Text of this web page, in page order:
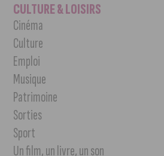
CULTURE & LOISIRS
Cinéma
Culture
Emploi
Musique
Patrimoine
Sorties
Sport
Un film, un livre, un son